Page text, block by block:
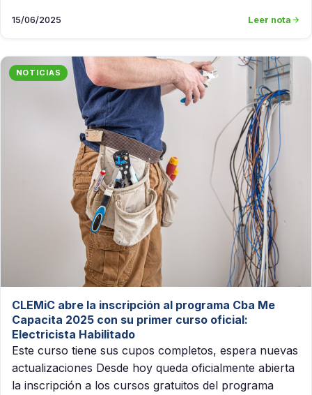
15/06/2025 Leer nota
NOTICIAS
CLEMiC abre la inscripción al programa Cba Me
Capacita 2025 con su primer curso oficial:
Electricista Habilitado
Este curso tiene sus cupos completos, espera nuevas
actualizaciones Desde hoy queda oficialmente abierta
la inscripción a los cursos gratuitos del programa